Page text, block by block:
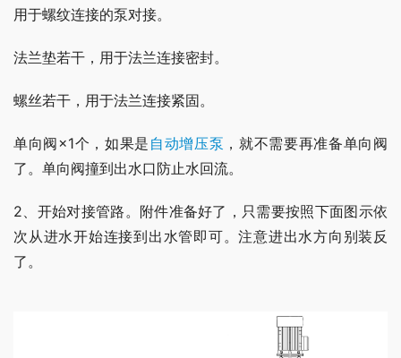
用于螺纹连接的泵对接。
法兰垫若干，用于法兰连接密封。
螺丝若干，用于法兰连接紧固。
单向阀×1个，如果是 自动增压泵 ，就不需要再准备单向阀
了。单向阀撞到出水口防止水回流。
2、开始对接管路。附件准备好了，只需要按照下面图示依
次从进水开始连接到出水管即可。注意进出水方向别装反
了。